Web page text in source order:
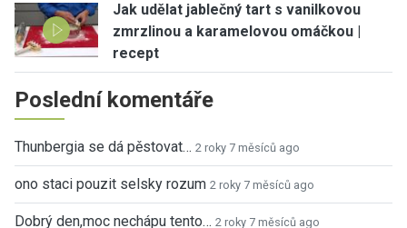
Jak udělat jablečný tart s vanilkovou
zmrzlinou a karamelovou omáčkou |
recept
Poslední komentáře
Thunbergia se dá pěstovat… 2 roky 7 měsíců ago
ono staci pouzit selsky rozum 2 roky 7 měsíců ago
Dobrý den,moc nechápu tento… 2 roky 7 měsíců ago